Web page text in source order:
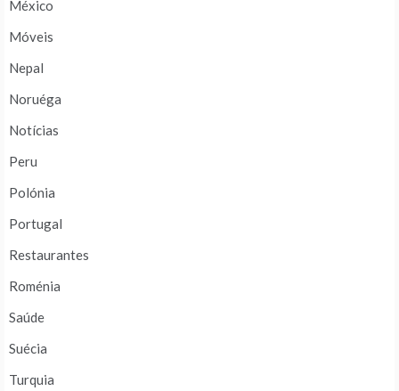
México
Móveis
Nepal
Noruéga
Notícias
Peru
Polónia
Portugal
Restaurantes
Roménia
Saúde
Suécia
Turquia